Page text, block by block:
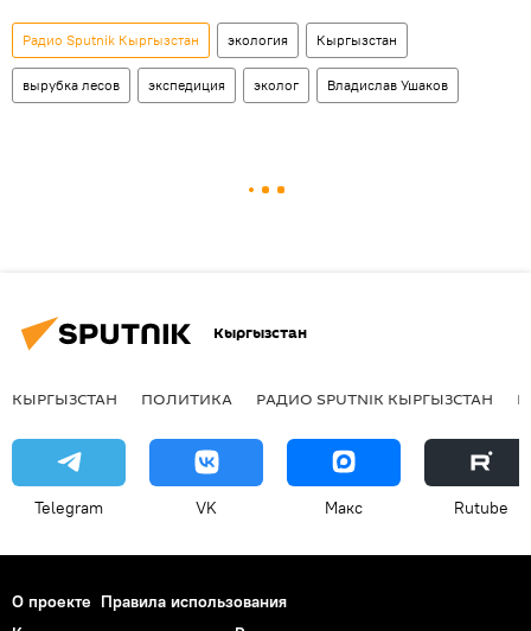
Радио Sputnik Кыргызстан экология Кыргызстан
вырубка лесов экспедиция эколог Владислав Ушаков
Кыргызстан
КЫРГЫЗСТАН ПОЛИТИКА РАДИО SPUTNIK КЫРГЫЗСТАН
Telegram VK Макс Rutube
О проекте Правила использования